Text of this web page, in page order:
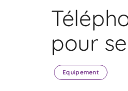
pour
Equipement